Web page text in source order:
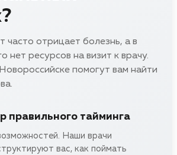
часто отрицает болезнь, а в
нет ресурсов на визит к врачу.
помогут вам найти
правильного тайминга
Наши врачи
вас, как поймать